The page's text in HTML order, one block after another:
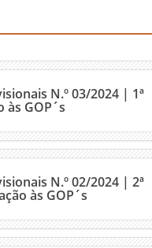
N.º 03/2024 | 1ª
às GOP´s
N.º 02/2024 | 2ª
às GOP´s